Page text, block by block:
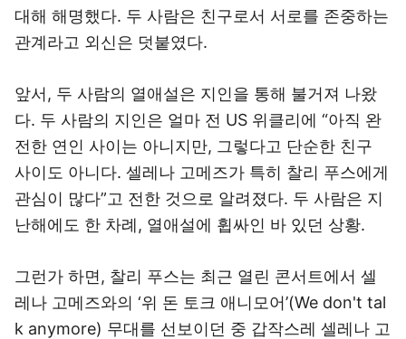
대해 해명했다. 두 사람은 친구로서 서로를 존중하는
관계라고 외신은 덧붙였다.
앞서, 두 사람의 열애설은 지인을 통해 불거져 나왔
다. 두 사람의 지인은 얼마 전 US 위클리에 “아직 완
전한 연인 사이는 아니지만, 그렇다고 단순한 친구
사이도 아니다. 셀레나 고메즈가 특히 찰리 푸스에게
관심이 많다”고 전한 것으로 알려졌다. 두 사람은 지
난해에도 한 차례, 열애설에 휩싸인 바 있던 상황.
그런가 하면, 찰리 푸스는 최근 열린 콘서트에서 셀
레나 고메즈와의 ‘위 돈 토크 애니모어’(We don't tal
k anymore) 무대를 선보이던 중 갑작스레 셀레나 고